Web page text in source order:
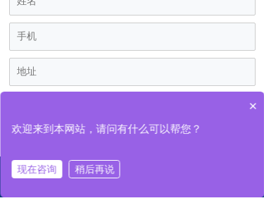
×
欢迎来到本网站，请问有什么可以帮您？
现在咨询 稍后再说